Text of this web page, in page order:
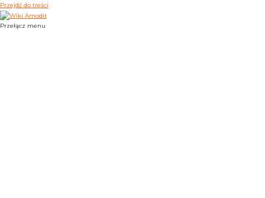
Przejdź do treści
Przełącz menu